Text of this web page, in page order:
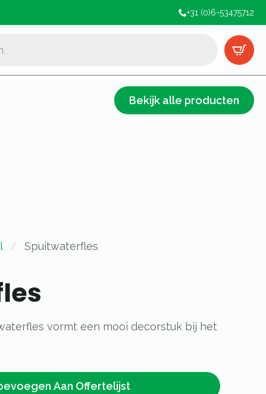
+31 (0)6-53475712
Bekijk alle producten
Spuitwaterfles
vormt een mooi decorstuk bij het
Aan Offertelijst